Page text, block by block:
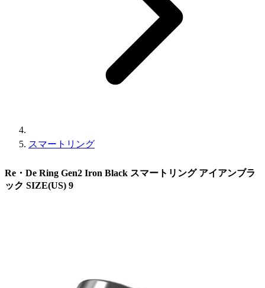
スマートリング
Re・De Ring Gen2 Iron Black スマートリング アイアンブラ
ック SIZE(US) 9